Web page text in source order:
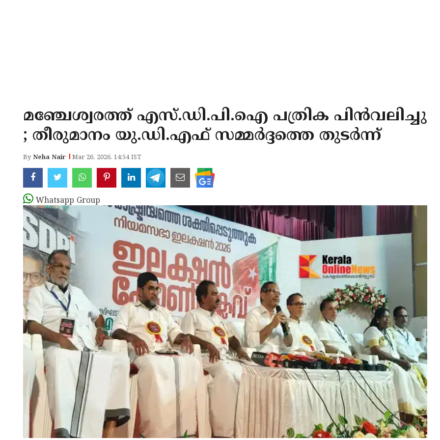
മഞ്ചേശ്വരത്ത് എസ്.ഡി.പി.ഐ പത്രിക പിൻവലിച്ചു
; തീരുമാനം യു.ഡി.എഫ് സമ്മർദ്ദത്തെ തുടർന്ന്
ByNeha Nair Mar 26, 2026, 14:54 IST
Whatsapp Group